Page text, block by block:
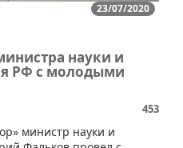
23/07/2020
науки и
РФ с молодыми
453
министр науки и